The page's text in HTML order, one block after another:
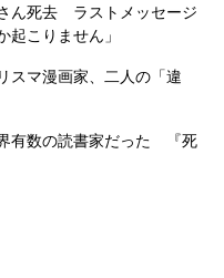
ん死去 ラストメッセージ
こりません」
マ漫画家、二人の「違
有数の読書家だった 『死